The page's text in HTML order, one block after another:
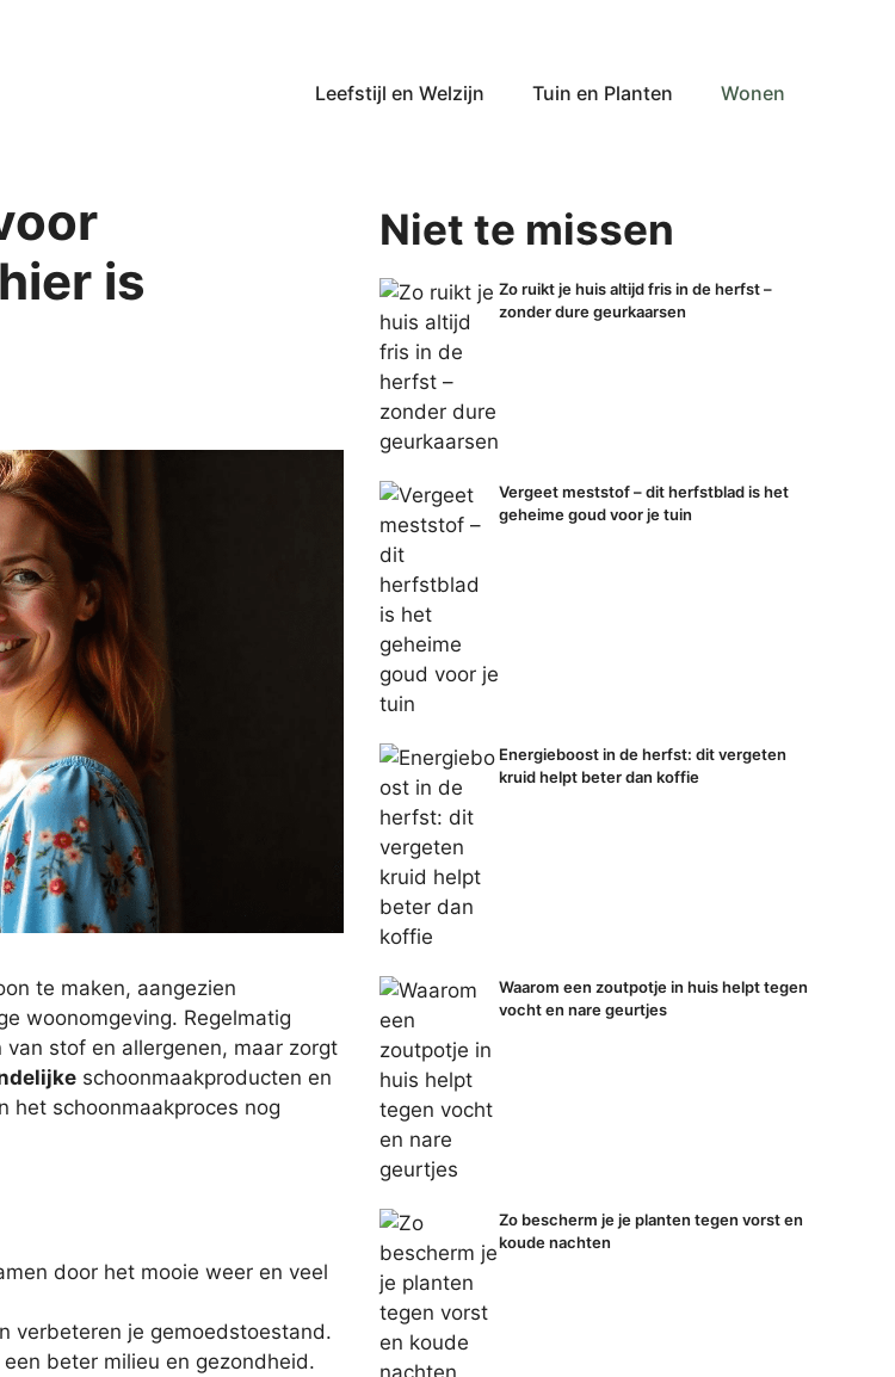
Leefstijl en Welzijn Tuin en Planten Wonen
is
te maken, aangezien
woonomgeving. Regelmatig
stof en allergenen, maar zorgt
schoonmaakproducten en
het schoonmaakproces nog
door het mooie weer en veel
verbeteren je gemoedstoestand.
beter milieu en gezondheid.
Niet te missen
Zo ruikt je huis altijd fris in de herfst –
zonder dure geurkaarsen
Vergeet meststof – dit herfstblad is het
geheime goud voor je tuin
Energieboost in de herfst: dit vergeten
kruid helpt beter dan koffie
Waarom een zoutpotje in huis helpt tegen
vocht en nare geurtjes
Zo bescherm je je planten tegen vorst en
koude nachten